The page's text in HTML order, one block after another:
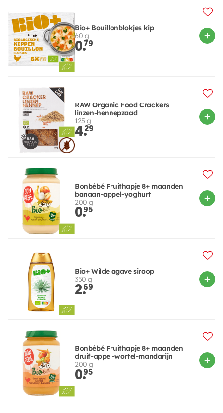
Bio+ Bouillonblokjes kip
60 g
0.79
RAW Organic Food Crackers
linzen-hennepzaad
125 g
4.29
Bonbébé Fruithapje 8+ maanden
banaan-appel-yoghurt
200 g
0.95
Bio+ Wilde agave siroop
350 g
2.69
Bonbébé Fruithapje 8+ maanden
druif-appel-wortel-mandarijn
200 g
0.95